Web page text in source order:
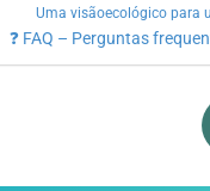
Uma visãoecológico para
❓ FAQ – Perguntas